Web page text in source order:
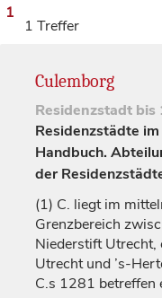
1
1 Treffer
Culemborg
Residenzstadt bis
Residenzstädte
Handbuch.
der
(1) C. liegt im
Grenzbereich
NiederstiftUtrecht,
Utrechtund ’s-
C.s 1281 betreffen